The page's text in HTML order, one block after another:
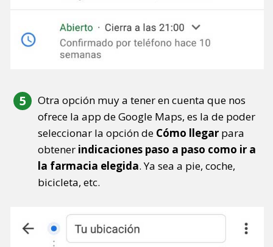
Otra opción muy a tener en cuenta que nos
ofrece la app de Google Maps, es la de poder
seleccionar la opción de Cómo llegar para
obtener indicaciones paso a paso como ir a
la farmacia elegida. Ya sea a pie, coche,
bicicleta, etc.